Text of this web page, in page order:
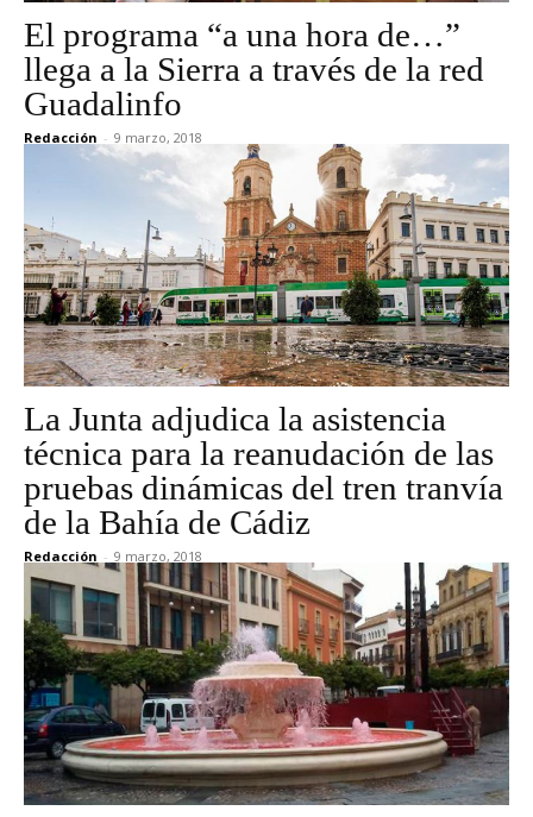
El programa “a una hora de…”
llega a la Sierra a través de la red
Guadalinfo
Redacción - 9 marzo, 2018
La Junta adjudica la asistencia
técnica para la reanudación de las
pruebas dinámicas del tren tranvía
de la Bahía de Cádiz
Redacción - 9 marzo, 2018